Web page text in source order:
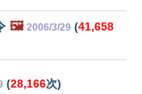
🖼️ 2006/3/29 (41,658
(28,166次)